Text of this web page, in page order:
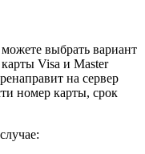
выбрать вариант
Visa и Master
на сервер
номер карты, срок